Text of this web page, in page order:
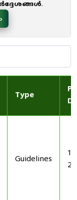
.
Type
Guidelines